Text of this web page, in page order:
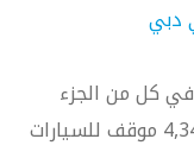
دبي
كل من الجزء
الشمالي والجنوبي في المطار، ويتوفر 4,344 موقف للسيارات